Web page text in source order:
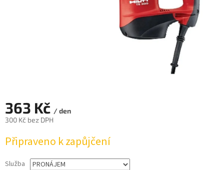
363 Kč / den
300 Kč bez DPH
cena:
Připraveno k zapůjčení
Služba